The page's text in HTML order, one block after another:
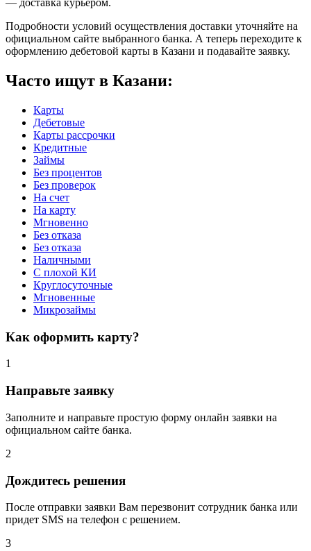
— доставка курьером.
Подробности условий осуществления доставки уточняйте на
официальном сайте выбранного банка. А теперь переходите к
оформлению дебетовой карты в Казани и подавайте заявку.
Часто ищут в Казани:
Карты
Дебетовые
Карты рассрочки
Кредитные
Займы
Без процентов
Без проверок
На счет
На карту
Мгновенно
Без отказа
Без отказа
Наличными
С плохой КИ
Круглосуточные
Мгновенные
Микрозаймы
Как оформить карту?
1
Направьте заявку
Заполните и направьте простую форму онлайн заявки на
официальном сайте банка.
2
Дождитесь решения
После отправки заявки Вам перезвонит сотрудник банка или
придет SMS на телефон с решением.
3